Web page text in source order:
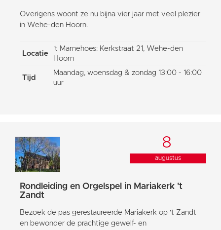
Overigens woont ze nu bijna vier jaar met veel plezier
in Wehe-den Hoorn.
Locatie
't Marnehoes: Kerkstraat 21, Wehe-den
Hoorn
Tijd
Maandag, woensdag & zondag 13:00 - 16:00
uur
8
augustus
Rondleiding en Orgelspel in Mariakerk 't
Zandt
Bezoek de pas gerestaureerde Mariakerk op 't Zandt
en bewonder de prachtige gewelf- en